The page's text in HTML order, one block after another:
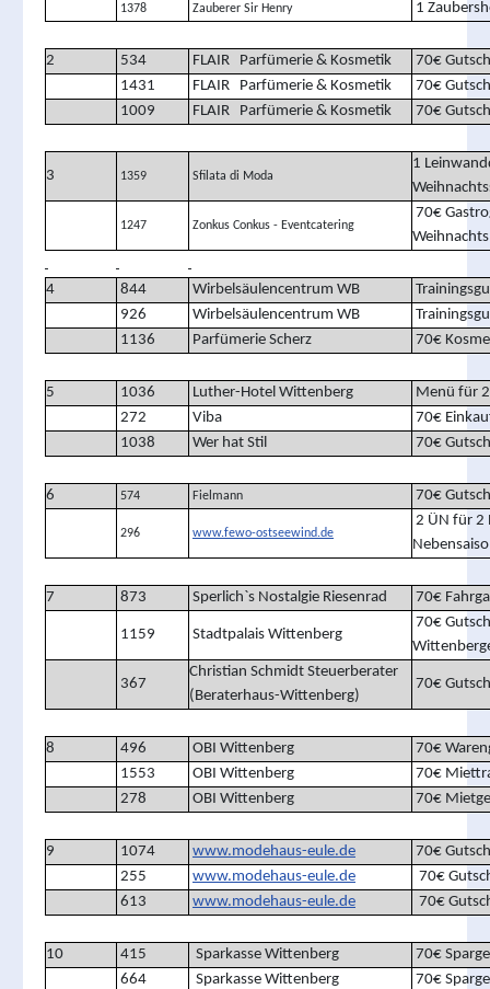
1378 Zauberer Sir Henry 1
2 534 FLAIR Parfümerie & Kosmetik
70€
1431
FLAIR Parfümerie & Kosmetik
70€
1009
FLAIR Parfümerie & Kosmetik 70€
3 1359 Sfilata di Moda
1
1247 Zonkus Conkus - Eventcatering
70€
4 844 Wirbelsäulencentrum WB
926
Wirbelsäulencentrum WB
1136
Parfümerie Scherz 70€
5 1036 Luther-Hotel Wittenberg
Menü für
272
Viba
70€
1038
Wer hat Stil 70€
6 574 Fielmann 70€
296 www.fewo-ostseewind.de
2 ÜN für 2
7 873 Sperlich`s Nostalgie Riesenrad 70€
1159 Stadtpalais Wittenberg
70€
367
Christian Schmidt Steuerberater
(Beraterhaus-Wittenberg)
70€
8 496 OBI Wittenberg
70€
1553
OBI Wittenberg
70€
278
OBI Wittenberg 70€
9 1074 www.modehaus-eule.de
70€
255
www.modehaus-eule.de
70€
613
www.modehaus-eule.de 70€
10 415 Sparkasse Wittenberg
70€
664
Sparkasse Wittenberg
70€